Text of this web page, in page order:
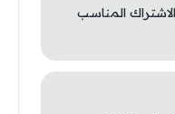
المناسب